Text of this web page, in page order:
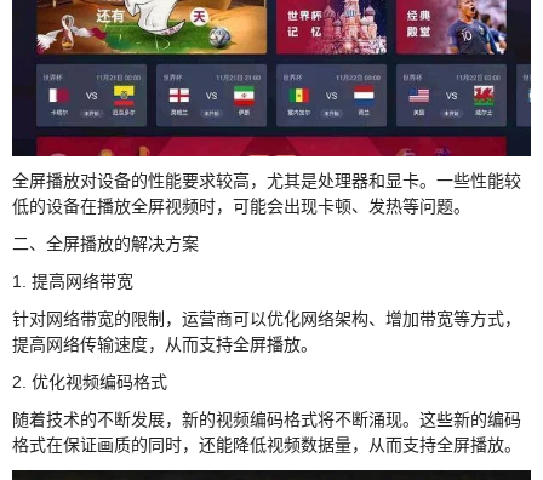
全屏播放对设备的性能要求较高，尤其是处理器和显卡。一些性能较
低的设备在播放全屏视频时，可能会出现卡顿、发热等问题。
二、全屏播放的解决方案
1. 提高网络带宽
针对网络带宽的限制，运营商可以优化网络架构、增加带宽等方式，
提高网络传输速度，从而支持全屏播放。
2. 优化视频编码格式
随着技术的不断发展，新的视频编码格式将不断涌现。这些新的编码
格式在保证画质的同时，还能降低视频数据量，从而支持全屏播放。